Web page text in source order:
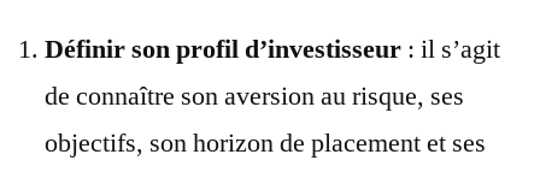
Définir son profil d’investisseur : il s’agit
de connaître son aversion au risque, ses
objectifs, son horizon de placement et ses